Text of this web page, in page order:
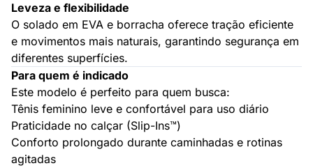
Leveza e flexibilidade
O solado em EVA e borracha oferece tração eficiente
e movimentos mais naturais, garantindo segurança em
diferentes superfícies.
Para quem é indicado
Este modelo é perfeito para quem busca:
Tênis feminino leve e confortável para uso diário
Praticidade no calçar (Slip-Ins™)
Conforto prolongado durante caminhadas e rotinas
agitadas